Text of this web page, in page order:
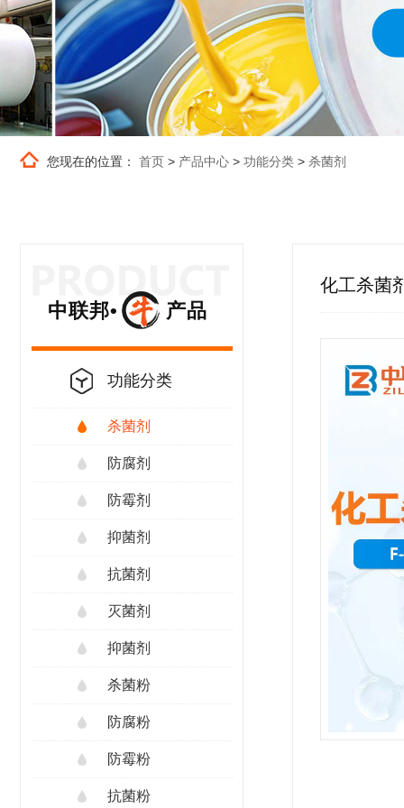
您现在的位置： 首页 > 产品中心 > 功能分类 > 杀菌剂
中联邦• 产品
功能分类
杀菌剂
防腐剂
防霉剂
抑菌剂
抗菌剂
灭菌剂
抑菌剂
杀菌粉
防腐粉
防霉粉
抗菌粉
化工杀菌